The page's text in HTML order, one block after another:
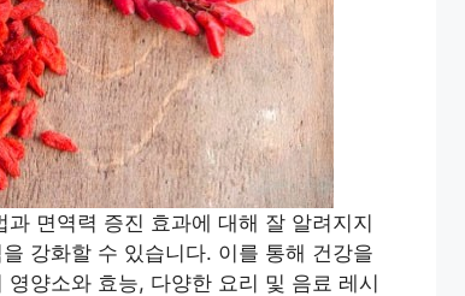
면역력 증진 효과에 대해 잘 알려지지
강화할 수 있습니다. 이를 통해 건강을
양소와 효능, 다양한 요리 및 음료 레시